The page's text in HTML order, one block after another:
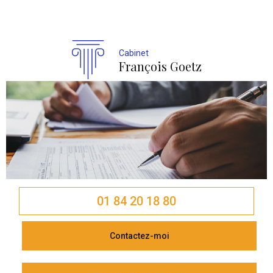
Cabinet
François Goetz
01 84 20 18 80
Contactez-moi